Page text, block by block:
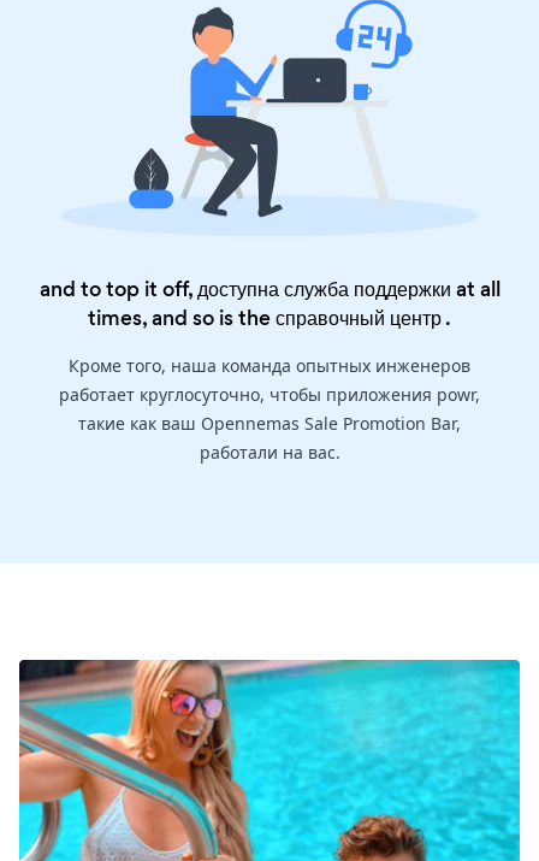
and to top it off, доступна служба поддержки at all
times, and so is theсправочный центр.
Кроме того, наша команда опытных инженеров
работает круглосуточно, чтобы приложения powr,
такие как ваш Opennemas Sale Promotion Bar,
работали на вас.